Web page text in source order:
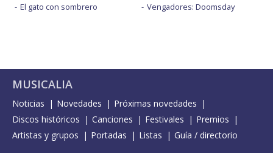
El gato con sombrero
Vengadores: Doomsday
MUSICALIA
Noticias Novedades
Próximas novedades
Discos históricos
Canciones Festivales
Premios
Artistas y grupos
Portadas Listas Guía / directorio